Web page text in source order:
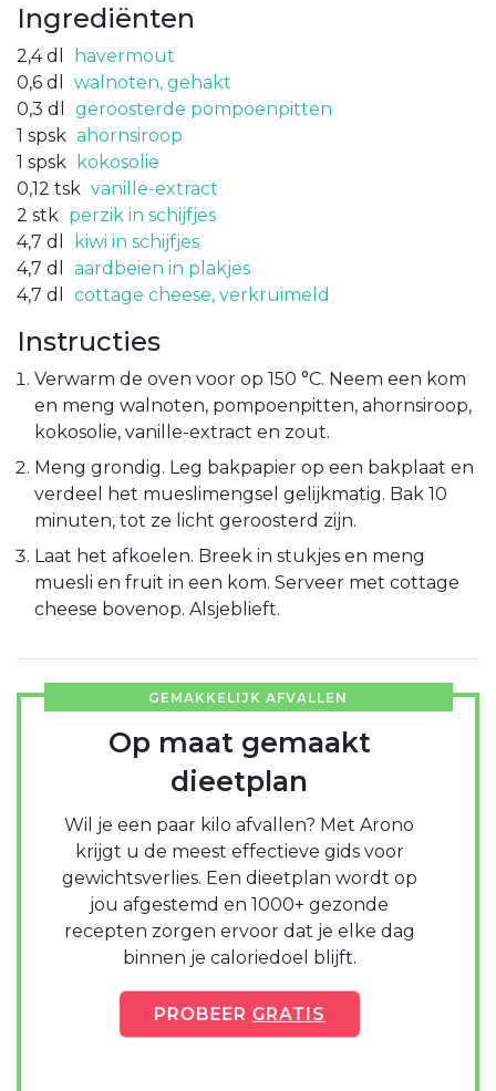
Ingrediënten
2,4 dl
havermout
0,6 dl
walnoten, gehakt
0,3 dl
geroosterde pompoenpitten
1 spsk ahornsiroop
1 spsk
kokosolie
0,12 tsk vanille-extract
2 stk perzik in schijfjes
4,7 dl
kiwi in schijfjes
4,7 dl
aardbeien in plakjes
4,7 dl cottage cheese, verkruimeld
Instructies
Verwarm de oven voor op 150 °C. Neem een kom
en meng walnoten, pompoenpitten, ahornsiroop,
kokosolie, vanille-extract en zout.
Meng grondig. Leg bakpapier op een bakplaat en
verdeel het mueslimengsel gelijkmatig. Bak 10
minuten, tot ze licht geroosterd zijn.
Laat het afkoelen. Breek in stukjes en meng
muesli en fruit in een kom. Serveer met cottage
cheese bovenop. Alsjeblieft.
GEMAKKELIJK AFVALLEN
Op maat gemaakt
dieetplan
Wil je een paar kilo afvallen? Met Arono
krijgt u de meest effectieve gids voor
gewichtsverlies. Een dieetplan wordt op
jou afgestemd en 1000+ gezonde
recepten zorgen ervoor dat je elke dag
binnen je caloriedoel blijft.
PROBEER GRATIS